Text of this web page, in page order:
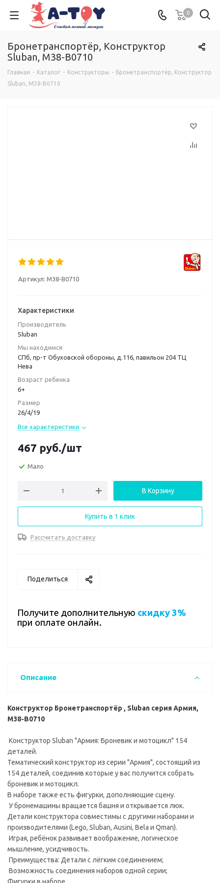
0
Бронетранспортёр, Конструктор
Sluban, M38-B0710
Главная - Каталог - Конструкторы - Бронетранспортёр, Конструктор
Sluban, M38-B0710
Артикул: M38-B0710
Характеристики
Производитель
Sluban
Мы находимся
СПб, пр-т Обуховской обороны, д.116, павильон 204 ТЦ
Нева
Возраст ребенка
6+
Размер
26/4/19
Все характеристики
467 руб./шт
Мало
В Корзину
Купить в 1 клик
Рассчитать доставку
Поделиться
Получите дополнительную скидку 3%
при оплате онлайн.
Описание
Конструктор Бронетранспортёр , Sluban серия Армия,
M38-B0710
Конструктор Sluban "Армия: Броневик и мотоцикл" 154
деталей.
Тематический конструктор из серии "Армия", состоящий из
154 деталей, соединив которые у вас получится собрать
броневик и мотоцикл.
В наборе также есть фигурки, дополняющие сцену.
У бронемашины вращается башня и открывается люк.
Детали конструктора совместимы с другими наборами и
производителями (Lego, Sluban, Ausini, Bela и Qman).
Играя, ребёнок развивает воображение, логическое
мышление, усидчивость.
Преимущества: Детали с лёгким соединением;
Возможность соединения наборов одной серии;